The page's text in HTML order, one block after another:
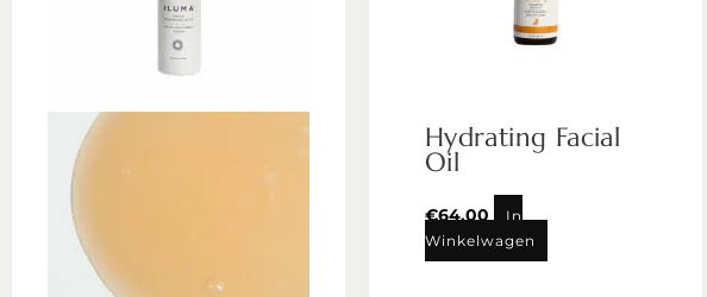
Hydrating Facial
Oil
€64,00
In
Winkelwagen